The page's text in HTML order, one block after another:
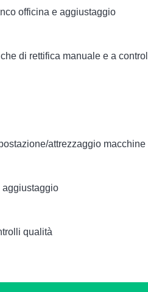
officina e aggiustaggio
di rettifica manuale e a
attrezzaggio macchine
aggiustaggio
qualità